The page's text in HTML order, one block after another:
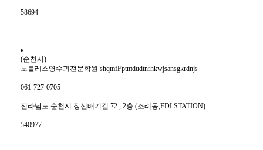
58694
(순천시)
노블레스영수과전문학원 shqmfFptmdudtnrhkwjsansgkrdnjs
061-727-0705
전라남도 순천시 장선배기길 72 , 2층 (조례동,FDI STATION)
540977